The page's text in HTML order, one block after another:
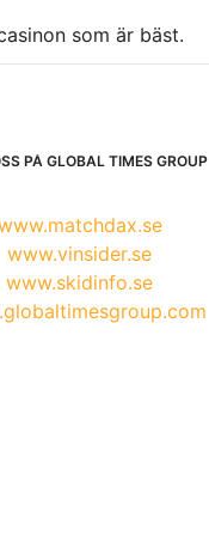
som är bäst.
PÅ GLOBAL TIMES GROUP
www.vinsider.se
www.skidinfo.se